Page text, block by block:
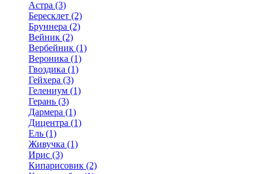
Астра (3)
Бересклет (2)
Бруннера (2)
Вейник (2)
Вербейник (1)
Вероника (1)
Гвоздика (1)
Гейхера (3)
Гелениум (1)
Герань (3)
Дармера (1)
Дицентра (1)
Ель (1)
Живучка (1)
Ирис (3)
Кипарисовик (2)